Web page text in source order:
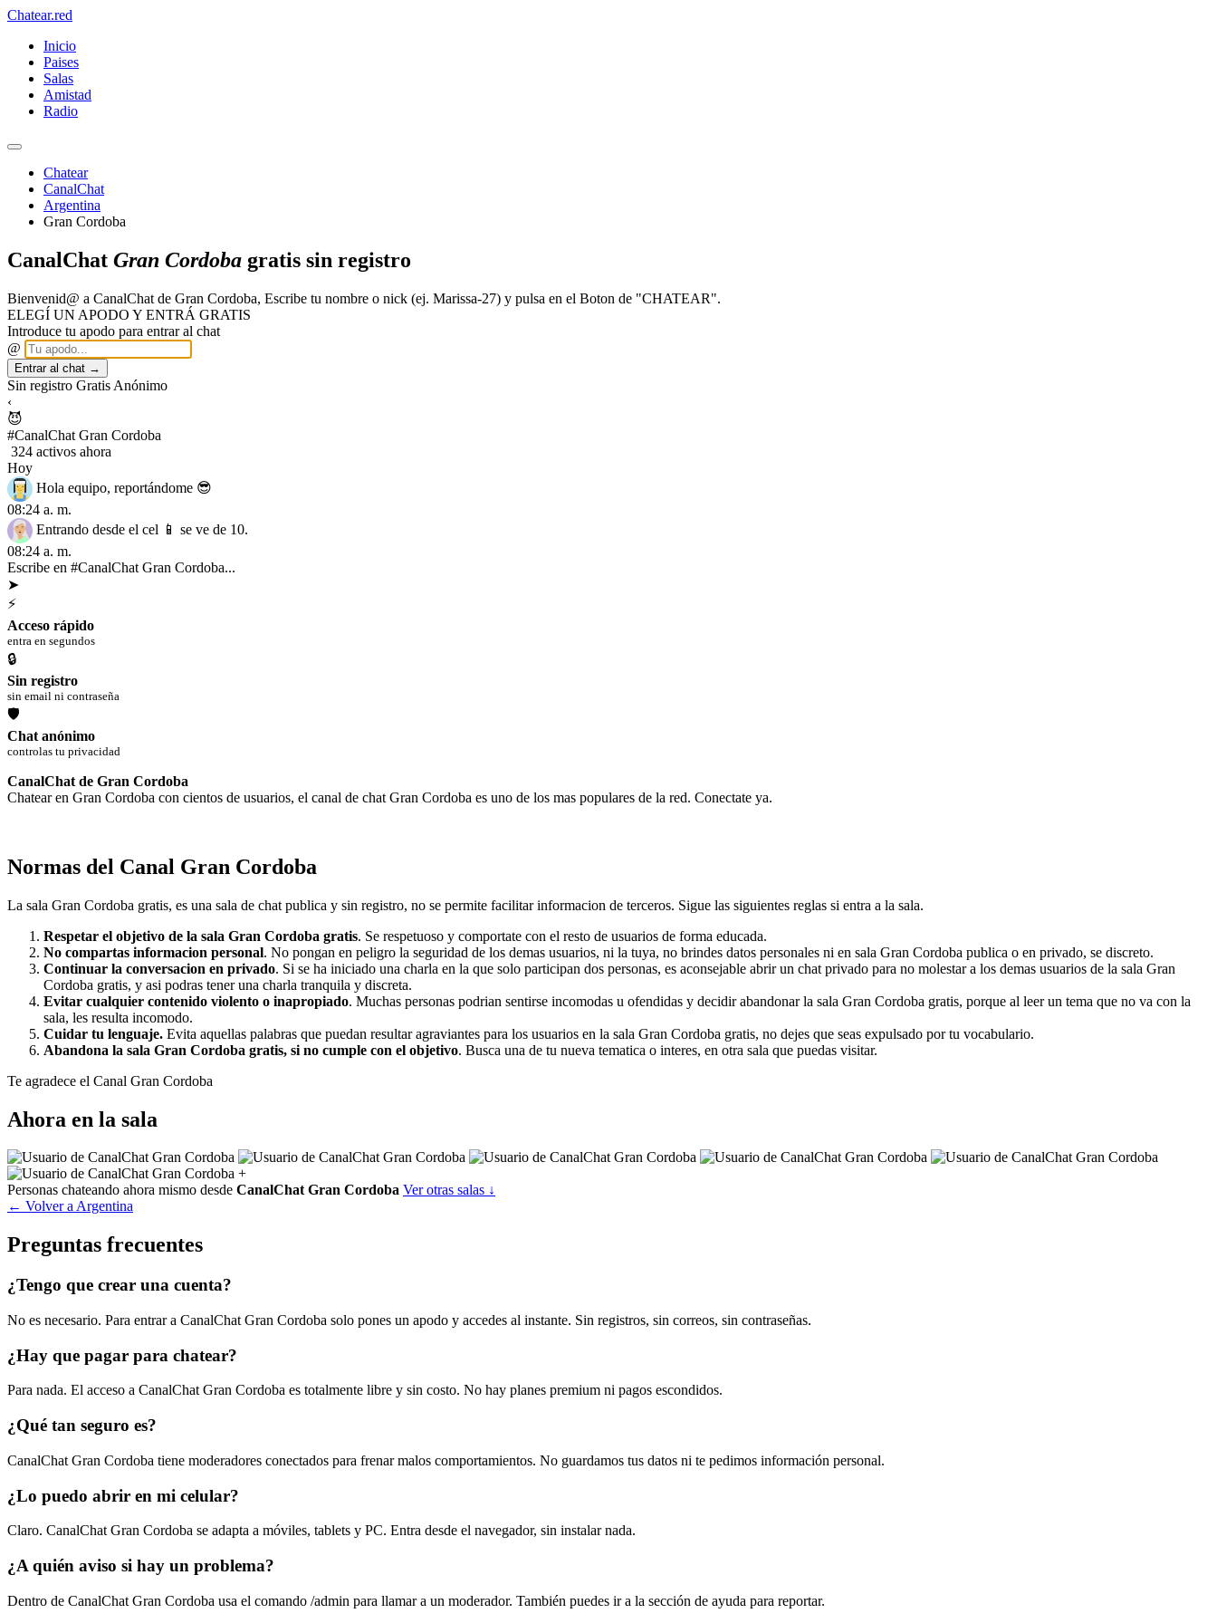
Chatear.red
Inicio
Paises
Salas
Amistad
Radio
Chatear
CanalChat
Argentina
Gran Cordoba
CanalChat Gran Cordoba gratis sin registro
Bienvenid@ a CanalChat de Gran Cordoba, Escribe tu nombre o nick (ej. Marissa-27) y pulsa en el Boton de "CHATEAR".
ELEGÍ UN APODO Y ENTRÁ GRATIS
Introduce tu apodo para entrar al chat
@
Entrar al chat →
Sin registro Gratis Anónimo
‹
😈
#CanalChat Gran Cordoba
324 activos ahora
Hoy
Hola equipo, reportándome 😎
08:24 a. m.
Entrando desde el cel 📱 se ve de 10.
08:24 a. m.
Escribe en #CanalChat Gran Cordoba...
➤
⚡
Acceso rápido
entra en segundos
🔒
Sin registro
sin email ni contraseña
🛡
Chat anónimo
controlas tu privacidad
CanalChat de Gran Cordoba
Chatear en Gran Cordoba con cientos de usuarios, el canal de chat Gran Cordoba es uno de los mas populares de la red. Conectate ya.
Normas del Canal Gran Cordoba
La sala Gran Cordoba gratis, es una sala de chat publica y sin registro, no se permite facilitar informacion de terceros. Sigue las siguientes reglas si entra a la sala.
Respetar el objetivo de la sala Gran Cordoba gratis. Se respetuoso y comportate con el resto de usuarios de forma educada.
No compartas informacion personal. No pongan en peligro la seguridad de los demas usuarios, ni la tuya, no brindes datos personales ni en sala Gran Cordoba publica o en privado, se discreto.
Continuar la conversacion en privado. Si se ha iniciado una charla en la que solo participan dos personas, es aconsejable abrir un chat privado para no molestar a los demas usuarios de la sala Gran
Cordoba gratis, y asi podras tener una charla tranquila y discreta.
Evitar cualquier contenido violento o inapropiado. Muchas personas podrian sentirse incomodas u ofendidas y decidir abandonar la sala Gran Cordoba gratis, porque al leer un tema que no va con la
sala, les resulta incomodo.
Cuidar tu lenguaje. Evita aquellas palabras que puedan resultar agraviantes para los usuarios en la sala Gran Cordoba gratis, no dejes que seas expulsado por tu vocabulario.
Abandona la sala Gran Cordoba gratis, si no cumple con el objetivo. Busca una de tu nueva tematica o interes, en otra sala que puedas visitar.
Te agradece el Canal Gran Cordoba
Ahora en la sala
+
Personas chateando ahora mismo desde CanalChat Gran Cordoba Ver otras salas ↓
← Volver a Argentina
Preguntas frecuentes
¿Tengo que crear una cuenta?
No es necesario. Para entrar a CanalChat Gran Cordoba solo pones un apodo y accedes al instante. Sin registros, sin correos, sin contraseñas.
¿Hay que pagar para chatear?
Para nada. El acceso a CanalChat Gran Cordoba es totalmente libre y sin costo. No hay planes premium ni pagos escondidos.
¿Qué tan seguro es?
CanalChat Gran Cordoba tiene moderadores conectados para frenar malos comportamientos. No guardamos tus datos ni te pedimos información personal.
¿Lo puedo abrir en mi celular?
Claro. CanalChat Gran Cordoba se adapta a móviles, tablets y PC. Entra desde el navegador, sin instalar nada.
¿A quién aviso si hay un problema?
Dentro de CanalChat Gran Cordoba usa el comando /admin para llamar a un moderador. También puedes ir a la sección de ayuda para reportar.